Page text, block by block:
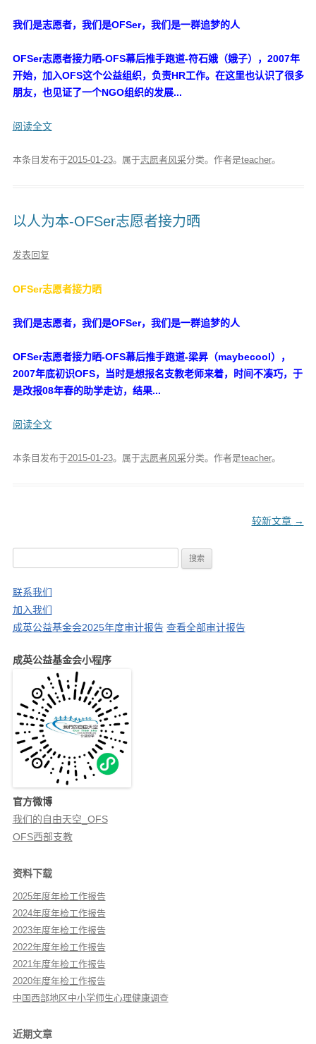
我们是志愿者，我们是OFSer，我们是一群追梦的人
OFSer志愿者接力晒-OFS幕后推手跑道-符石娥（娥子），2007年
开始，加入OFS这个公益组织，负责HR工作。在这里也认识了很多
朋友，也见证了一个NGO组织的发展...
阅读全文
本条目发布于2015-01-23。属于志愿者风采分类。 作者是teacher。
以人为本-OFSer志愿者接力晒
发表回复
OFSer志愿者接力晒
我们是志愿者，我们是OFSer，我们是一群追梦的人
OFSer志愿者接力晒-OFS幕后推手跑道-梁昇（maybecool），
2007年底初识OFS，当时是想报名支教老师来着，时间不凑巧，于
是改报08年春的助学走访，结果...
阅读全文
本条目发布于2015-01-23。属于志愿者风采分类。 作者是teacher。
较新文章 →
：
联系我们
加入我们
成英公益基金会2025年度审计报告 查看全部审计报告
成英公益基金会小程序
官方微博
我们的自由天空_OFS
OFS西部支教
资料下载
2025年度年检工作报告
2024年度年检工作报告
2023年度年检工作报告
2022年度年检工作报告
2021年度年检工作报告
2020年度年检工作报告
中国西部地区中小学师生心理健康调查
近期文章